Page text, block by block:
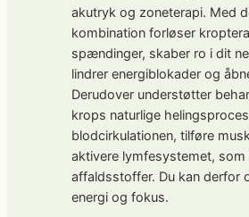
akutryk og zoneterapi. Med
kombination forløser
spændinger, skaber ro i dit
lindrer energiblokader og
Derudover understøtter
krops naturlige
blodcirkulationen, tilføre
aktivere lymfesystemet,
affaldsstoffer. Du kan derfor
energi og fokus.